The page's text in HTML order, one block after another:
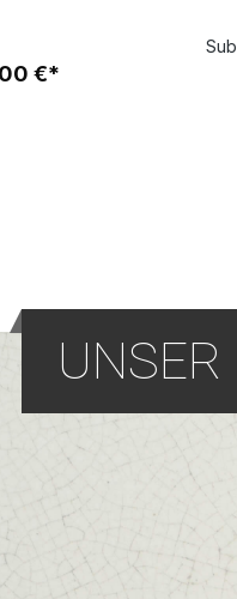
€*
UNSER